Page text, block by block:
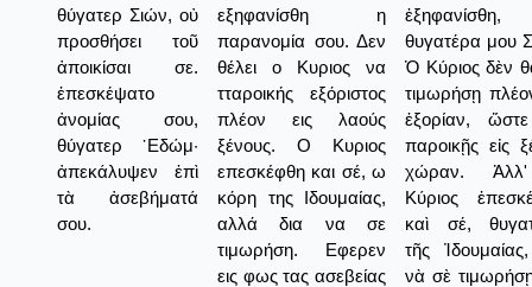
θύγατερ Σιών, οὐ
προσθήσει τοῦ
ἀποικίσαι σε.
ἐπεσκέψατο
ἀνομίας σου,
θύγατερ ᾿Εδώμ·
ἀπεκάλυψεν ἐπὶ
τὰ ἀσεβήματά
σου.
εξηφανίσθη η
παρανομία σου. Δεν
θέλει ο Κυριος να
τταροικής εξόριστος
πλέον εις λαούς
ξένους. Ο Κυριος
επεσκέφθη και σέ, ω
κόρη της Ιδουμαίας,
αλλά δια να σε
τιμωρήση. Εφερεν
εις φως τας ασεβείας
ἐξηφανίσθη,
θυγατέρα μου
Ὁ Κύριος δὲν
τιμωρήσῃ
ἐξορίαν,
παροικῇς εἰς
χώραν.
Κύριος
καὶ σέ,
τῆς
νὰ σὲ